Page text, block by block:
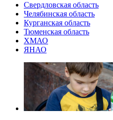
Свердловская область
Челябинская область
Курганская область
Тюменская область
ХМАО
ЯНАО